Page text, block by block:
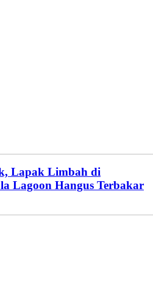
Lapak Limbah di
Lagoon Hangus Terbakar